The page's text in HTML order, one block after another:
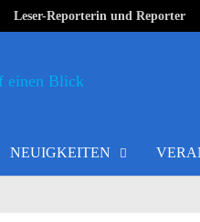
Leser-Reporterin und Reporter
NEUIGKEITEN